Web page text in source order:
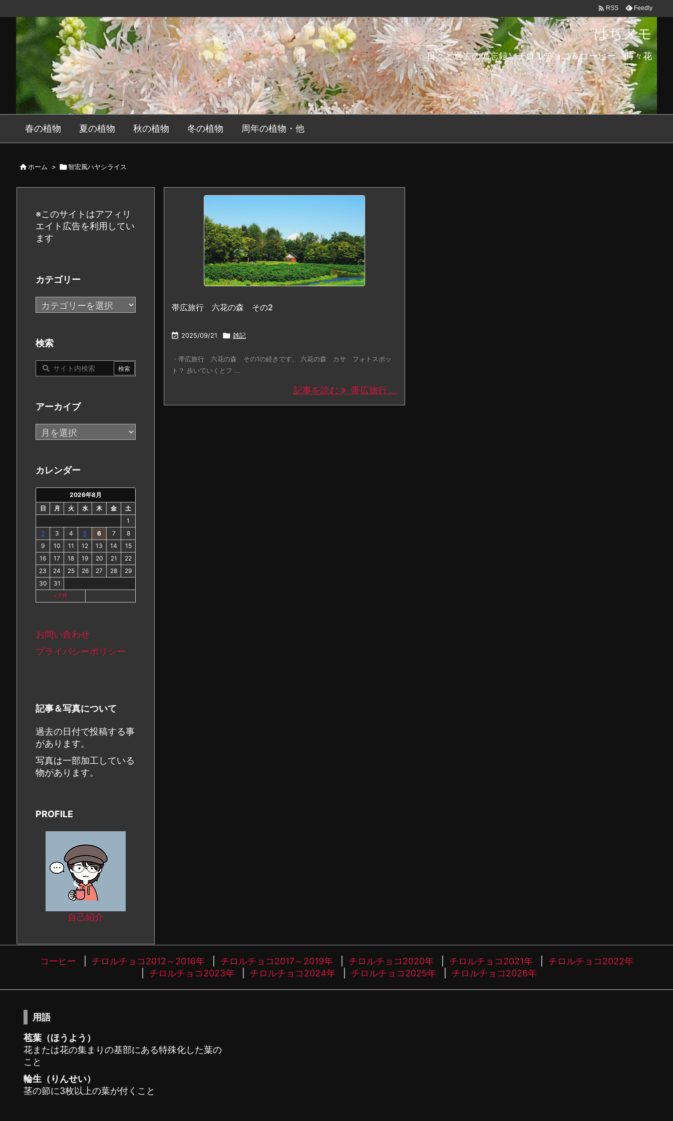
はちメモ
日々と過去の備忘録 チロルチョコ＆コーヒー 時々花
春の植物 夏の植物 秋の植物 冬の植物 周年の植物・他
 RSS Feedly
 ホーム > 智宏風ハヤシライス
帯広旅行 六花の森 その2
 2025/09/21  雑記
・帯広旅行 六花の森 その1の続きです。 六花の森 カサ フォトスポッ
ト？ 歩いていくとフ ...
記事を読む 帯広旅行 ...
※このサイトはアフィリ
エイト広告を利用してい
ます
カテゴリー
カ
テ
リ
ー
検索
アーカイブ
ア
ー
イ
ブ
カレンダー
2026年8月
日
月 火 水 木 金
土
1
2
3 4 5 6 7
8
9
10 11 12 13 14
15
16
17 18 19 20 21
22
23
24 25 26 27 28
29
30
31
« 7月
お問い合わせ
プライバシーポリシー
記事＆写真について
過去の日付で投稿する事
があります。
写真は一部加工している
物があります。
PROFILE
自己紹介
コーヒー チロルチョコ2012～2016年 チロルチョコ2017～2019年 チロルチョコ2020年 チロルチョコ2021年
チロルチョコ2022年
チロルチョコ2023年
チロルチョコ2024年 チロルチョコ2025年 チロルチョコ2026年
用語
苞葉（ほうよう）
花または花の集まりの基部にある特殊化した葉の
こと
輪生（りんせい）
茎の節に3枚以上の葉が付くこと